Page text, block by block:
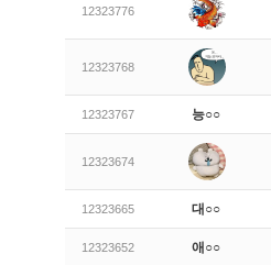
12323776
12323768
12323767 능○○
12323674
12323665 대○○
12323652 애○○